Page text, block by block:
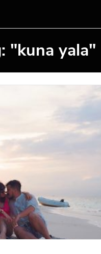
"kuna yala"